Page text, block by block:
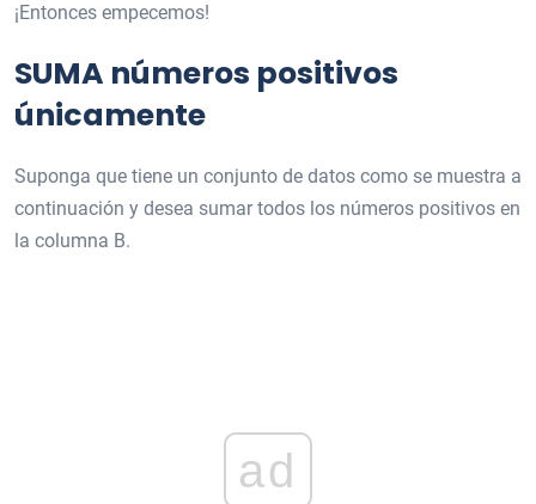
¡Entonces empecemos!
SUMA números positivos
únicamente
Suponga que tiene un conjunto de datos como se muestra a
continuación y desea sumar todos los números positivos en
la columna B.
ad